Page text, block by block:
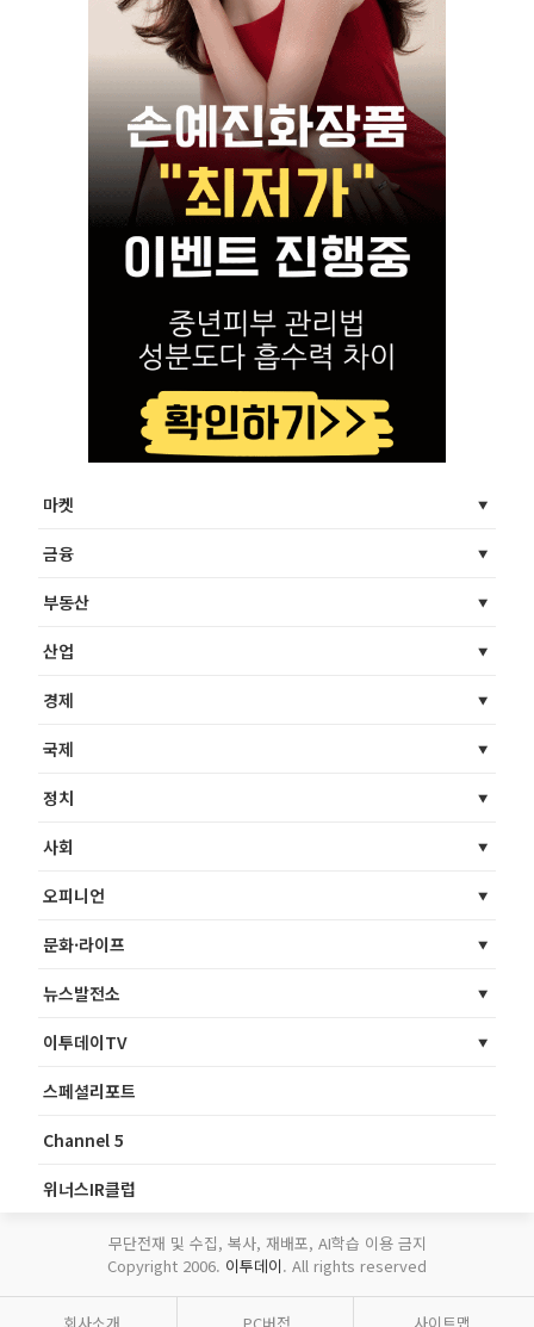
마켓
금융
부동산
산업
경제
국제
정치
사회
오피니언
문화·라이프
뉴스발전소
이투데이TV
스페셜리포트
Channel 5
위너스IR클럽
무단전재 및 수집, 복사, 재배포, AI학습 이용 금지
Copyright 2006. 이투데이. All rights reserved